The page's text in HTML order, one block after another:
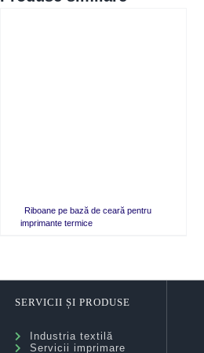
Riboane pe bază de ceară pentru
imprimante termice
SERVICII ȘI PRODUSE
Industria textilă
Servicii imprimare